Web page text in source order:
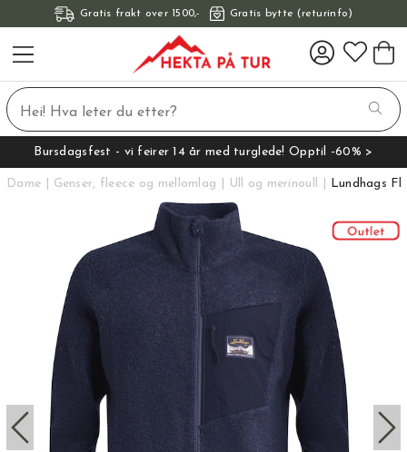
Gratis frakt over 1500,- Gratis bytte (returinfo)
Bursdagsfest - vi feirer 14 år med turglede! Opptil -60% >
Dame Genser, fleece og mellomlag Ull og merinoull Lundhags